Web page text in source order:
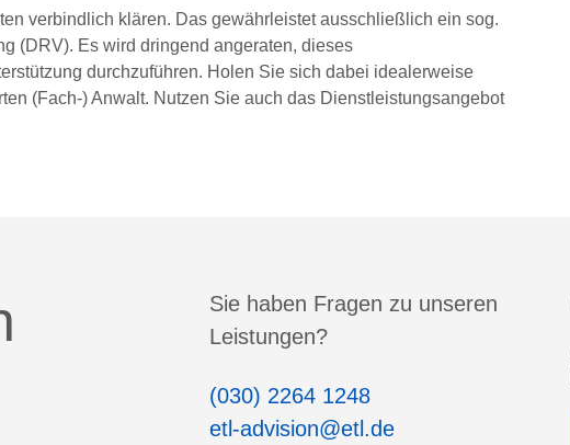
verbindlich klären. Das gewährleistet ausschließlich ein sog.
(DRV). Es wird dringend angeraten, dieses
durchzuführen. Holen Sie sich dabei idealerweise
(Fach-) Anwalt. Nutzen Sie auch das Dienstleistungsangebot
Sie haben Fragen zu unseren
Leistungen?
(030) 2264 1248
etl-advision@etl.de